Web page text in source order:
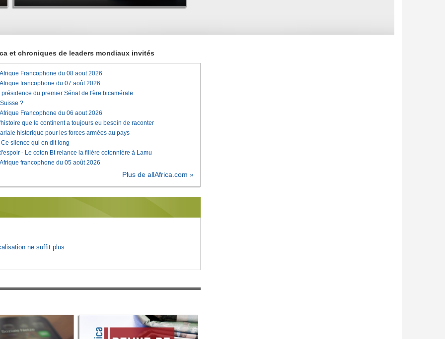
et chroniques de leaders mondiaux invités
Francophone du 08 aout 2026
francophone du 07 août 2026
présidence du premier Sénat de l'ère bicamérale
?
Francophone du 06 aout 2026
que le continent a toujours eu besoin de raconter
historique pour les forces armées au pays
silence qui en dit long
- Le coton Bt relance la filière cotonnière à Lamu
francophone du 05 août 2026
Plus de allAfrica.com »
ne suffit plus